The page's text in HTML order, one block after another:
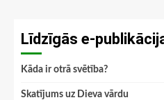
Līdzīgās e-
Kāda ir otrā svētība?
Skatījums uz Dieva vārdu